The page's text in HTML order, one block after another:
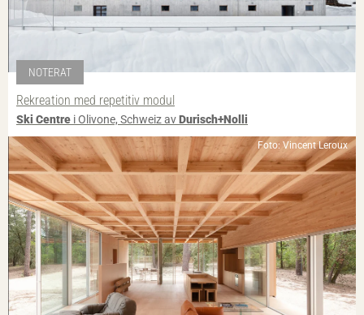
NOTERAT
Rekreation med repetitiv modul
Ski Centre i Olivone, Schweiz avDurisch+Nolli
Foto: Vincent Leroux